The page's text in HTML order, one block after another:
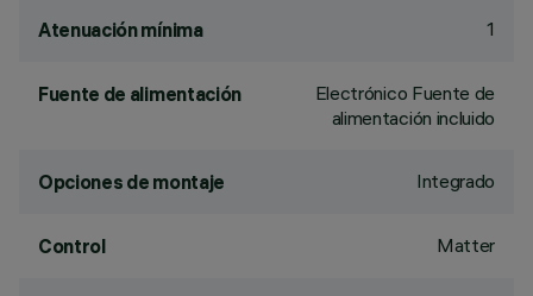
Atenuación mínima 1
Fuente de alimentación
Electrónico Fuente de
alimentación incluido
Opciones de montaje Integrado
Control Matter